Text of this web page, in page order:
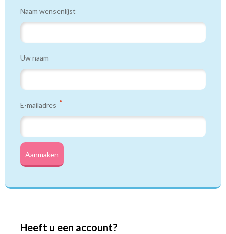
Naam wensenlijst
Uw naam
E-mailadres
Aanmaken
Heeft u een account?